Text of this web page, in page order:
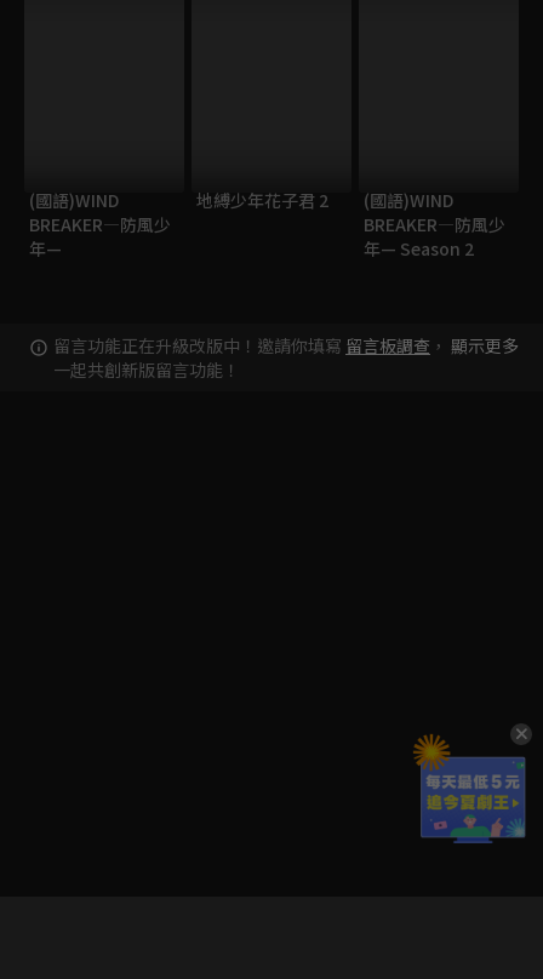
(國語)WIND
BREAKER—防風少
年—
地縛少年花子君 2
(國語)WIND
BREAKER—防風少
年— Season 2
留言功能正在升級改版中！邀請你填寫 留言板調查 ，
一起共創新版留言功能！
顯示更多